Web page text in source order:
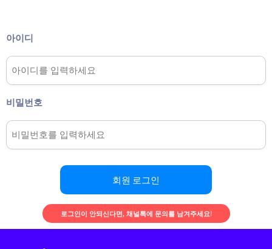
아이디
비밀번호
회원 로그인
로그인이 안되신다면, 채널톡에 문의를 남겨주세요!